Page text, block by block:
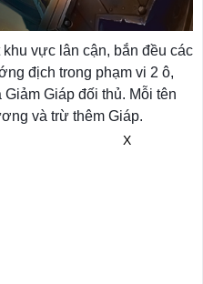
vực lân cận, bắn đều các
địch trong phạm vi 2 ô,
Giáp đối thủ. Mỗi tên
và trừ thêm Giáp.
X